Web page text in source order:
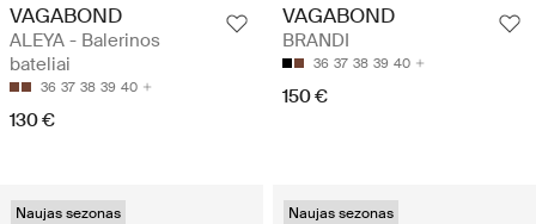
VAGABOND
ALEYA - Balerinos
bateliai
36 37 38 39 40
130 €
VAGABOND
BRANDI
36 37 38 39 40
150 €
Naujas sezonas Naujas sezonas